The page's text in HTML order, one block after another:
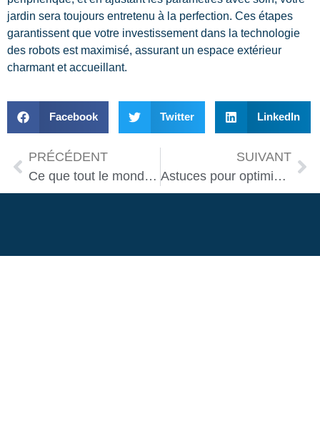
jardin sera toujours entretenu à la perfection. Ces étapes
garantissent que votre investissement dans la technologie
des robots est maximisé, assurant un espace extérieur
charmant et accueillant.
Facebook Twitter LinkedIn
PRÉCÉDENT
Ce que tout le monde oublie lors de l’achat d’un robot tondeuse
SUIVANT
Astuces pour optimiser l’utilisation de votre robot jardinier